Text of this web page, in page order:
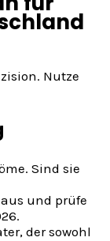
Nutze
Sind sie
und prüfe
der sowohl